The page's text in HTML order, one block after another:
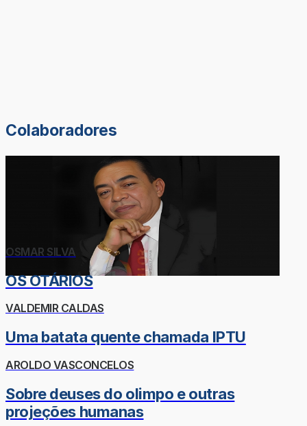
Colaboradores
OSMAR SILVA
OS OTÁRIOS
VALDEMIR CALDAS
Uma batata quente chamada IPTU
AROLDO VASCONCELOS
Sobre deuses do olimpo e outras
projeções humanas